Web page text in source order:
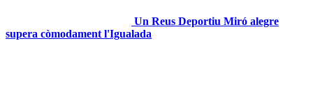
Un Reus Deportiu Miró alegre
supera còmodament l'Igualada